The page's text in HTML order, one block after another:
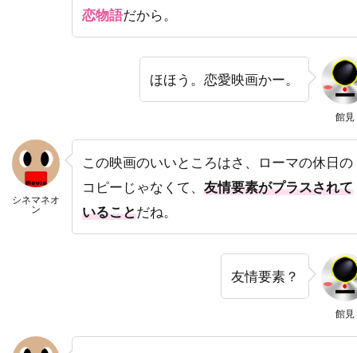
トーマス・サングスター
トーマス・マン
トーマス・ミッチェル
ドディ・ドーン
ドナルド・サザーランド
ドナルド・ダック・ダン
ドナルド・プレザンス
ドナルド・モファット
ドナ・リード
ドニー・ウォルバーグ
ドミニク・セナ
ドミニク・ピノン
恋物語だから。
館見
ほほう。恋愛映画かー。
シネマネオ
ン
この映画のいいところはさ、ローマの休日の
コピーじゃなくて、 友情要素がプラスされて
いることだね。
館見
友情要素？